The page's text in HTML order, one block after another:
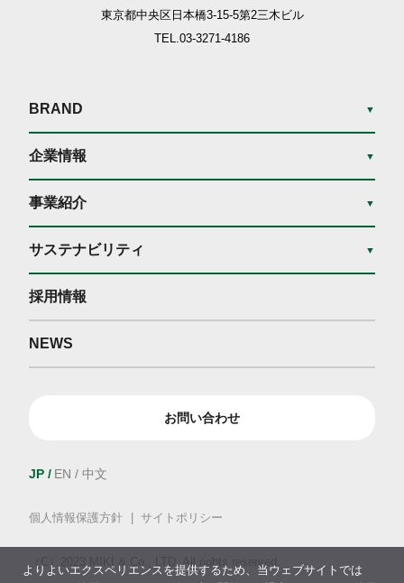
東京都中央区日本橋3-15-5第2三木ビル
TEL.03-3271-4186
BRAND ▼
企業情報 ▼
事業紹介 ▼
サステナビリティ ▼
採用情報
NEWS
お問い合わせ
JP EN 中文
個人情報保護方針 サイトポリシー
（C）2023 MIKI & Co., LTD. All rights reserved.
よりよいエクスペリエンスを提供するため、当ウェブサイトでは